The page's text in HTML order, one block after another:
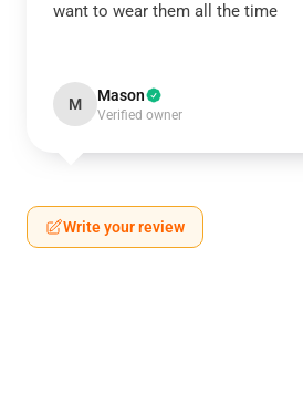
want to wear them all the time
M Mason
Verified owner
Write your review